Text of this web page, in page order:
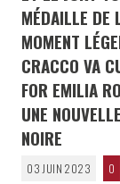
MÉDAILLE DE
MOMENT
CRACCO VA
FOR EMILIA
UNE
NOIRE
03 JUIN 2023 0